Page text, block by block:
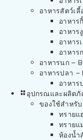
อาหารสัตว์เ
อาหาร
อาหาร
อาหาร
อาหาร
อาหารนก –
อาหารปลา –
อาหาร
อุปกรณและผลิตภั
ของใช้สำหรั
ทรายแ
ทรายแ
ห้องน้ำ